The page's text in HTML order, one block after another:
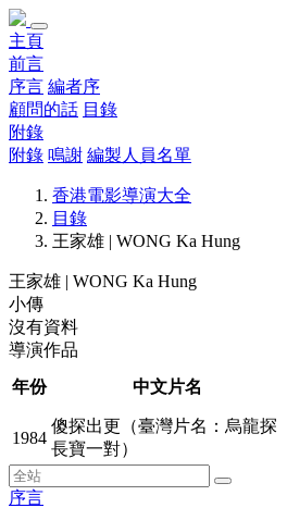
主頁
前言
序言 編者序
顧問的話 目錄
附錄
附錄 鳴謝 編製人員名單
香港電影導演大全
目錄
王家雄 | WONG Ka Hung
王家雄 | WONG Ka Hung
小傳
沒有資料
導演作品
年份
中文片名
1984
傻探出更（臺灣片名：烏龍探
長寶一對）
序言